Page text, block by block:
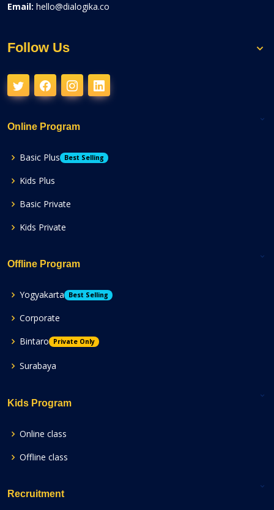
Email: hello@dialogika.co
Follow Us
Online Program
Basic Plus Best Selling
Kids Plus
Basic Private
Kids Private
Offline Program
Yogyakarta Best Selling
Corporate
Bintaro
Private Only
Surabaya
Kids Program
Online class
Offline class
Recruitment